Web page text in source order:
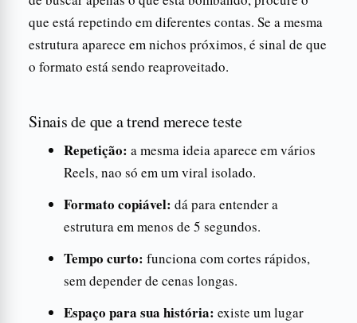
que está repetindo em diferentes contas. Se a mesma
estrutura aparece em nichos próximos, é sinal de que
o formato está sendo reaproveitado.
Sinais de que a trend merece teste
Repetição: a mesma ideia aparece em vários
Reels, nao só em um viral isolado.
Formato copiável: dá para entender a
estrutura em menos de 5 segundos.
Tempo curto: funciona com cortes rápidos,
sem depender de cenas longas.
Espaço para sua história: existe um lugar